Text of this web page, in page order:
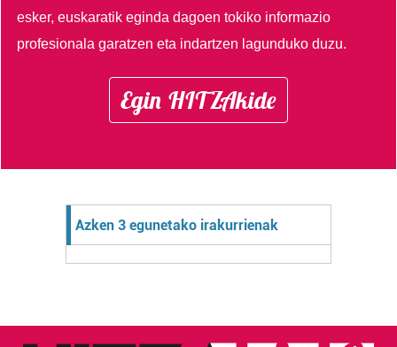
esker, euskaratik eginda dagoen tokiko informazio
profesionala garatzen eta indartzen lagunduko duzu.
Egin HITZAkide
Azken 3 egunetako irakurrienak